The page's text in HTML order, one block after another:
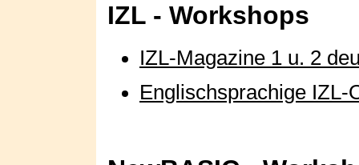
IZL - Workshops
IZL-Magazine 1 u. 2
Englischsprachige IZL-